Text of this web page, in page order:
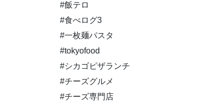
#飯テロ
#食べログ3
#一枚麺パスタ
#tokyofood
#シカゴピザランチ
#チーズグルメ
#チーズ専門店